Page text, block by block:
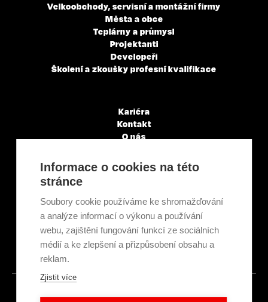
Velkoobchody, servisní a montážní firmy
Města a obce
Teplárny a průmysl
Projektanti
Developeři
Školení a zkoušky profesní kvalifikace
Kariéra
Kontakt
O nás
Články a novinky
GDPR & Cookies
Ekologická recyklace
Projekty EU
Intranet - Přihlášení
Přihlášení
© 2026
Informace o cookies na této
stránce
Soubory cookie používáme ke shromažďování
a analýze informací o výkonu a používání
webu, zajištění fungování funkcí ze sociálních
médií a ke zlepšení a přizpůsobení obsahu a
reklam.
Zjistit více